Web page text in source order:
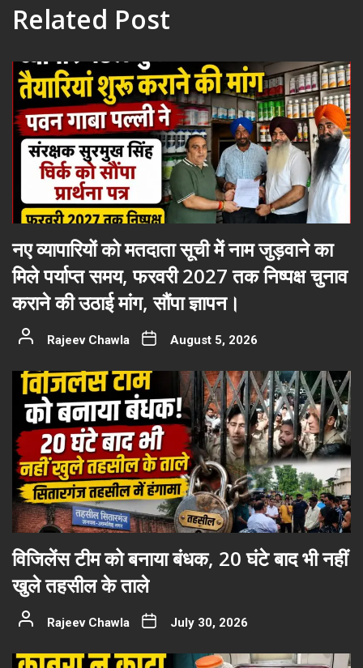
Related Post
नए व्यापारियों को मतदाता सूची में नाम जुड़वाने का
मिले पर्याप्त समय, फरवरी 2027 तक निष्पक्ष चुनाव
कराने की उठाई मांग, सौंपा ज्ञापन।
Rajeev Chawla August 5, 2026
विजिलेंस टीम को बनाया बंधक, 20 घंटे बाद भी नहीं
खुले तहसील के ताले
Rajeev Chawla July 30, 2026